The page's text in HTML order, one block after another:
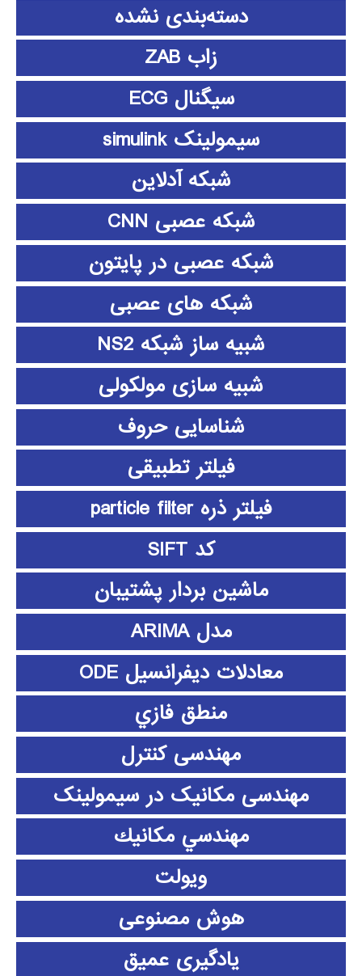
دسته‌بندی نشده
زاب ZAB
سیگنال ECG
سیمولینک simulink
شبکه آدلاین
شبکه عصبی CNN
شبکه عصبی در پایتون
شبکه های عصبی
شبیه ساز شبکه NS2
شبیه سازی مولکولی
شناسایی حروف
فیلتر تطبیقی
فیلتر ذره particle filter
کد SIFT
ماشین بردار پشتیبان
مدل ARIMA
معادلات دیفرانسیل ODE
منطق فازي
مهندسی کنترل
مهندسی مکانیک در سیمولینک
مهندسي مكانيك
ویولت
هوش مصنوعی
یادگیری عمیق